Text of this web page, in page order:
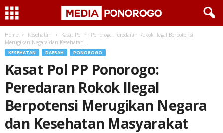
Home Kesehatan
Kasat Pol PP Ponorogo: Peredaran Rokok Ilegal Berpotensi
Merugikan Negara dan Kesehatan...
KESEHATAN DAERAH PONOROGO
Kasat Pol PP Ponorogo:
Peredaran Rokok Ilegal
Berpotensi Merugikan Negara
dan Kesehatan Masyarakat